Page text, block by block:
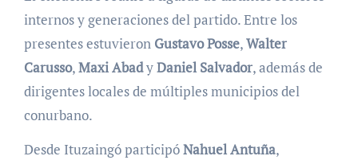
internos y generaciones del partido. Entre los
presentes estuvieron Gustavo Posse,Walter
Carusso,Maxi AbadyDaniel Salvador, además de
dirigentes locales de múltiples municipios del
conurbano.
Desde Ituzaingó participóNahuel Antuña,